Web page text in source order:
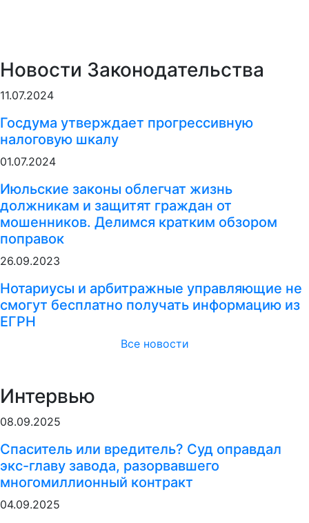
Новости Законодательства
11.07.2024
Госдума утверждает прогрессивную
налоговую шкалу
01.07.2024
Июльские законы облегчат жизнь
должникам и защитят граждан от
мошенников. Делимся кратким обзором
поправок
26.09.2023
Нотариусы и арбитражные управляющие не
смогут бесплатно получать информацию из
ЕГРН
Все новости
Интервью
08.09.2025
Спаситель или вредитель? Суд оправдал
экс-главу завода, разорвавшего
многомиллионный контракт
04.09.2025